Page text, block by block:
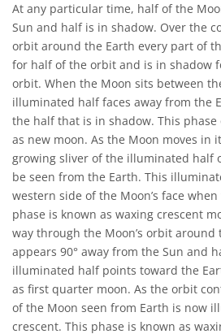
At any particular time, half of the
Sun and half is in shadow. Over the
orbit around the Earth every part of
for half of the orbit and is in shadow
orbit. When the Moon sits between
illuminated half faces away from the
the half that is in shadow. This
as new moon. As the Moon moves in
growing sliver of the illuminated half
be seen from the Earth. This
western side of the Moon’s face
phase is known as waxing crescent
way through the Moon’s orbit around
appears 90° away from the Sun and
illuminated half points toward the
as first quarter moon. As the orbit
of the Moon seen from Earth is now
crescent. This phase is known as